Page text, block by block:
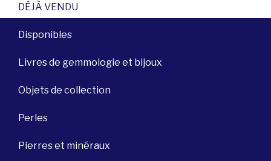
DÉJÀ VENDU
Disponibles
Livres de gemmologie et bijoux
Objets de collection
Perles
Pierres et minéraux